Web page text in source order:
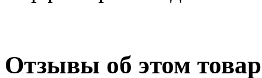
Отзывы об этом